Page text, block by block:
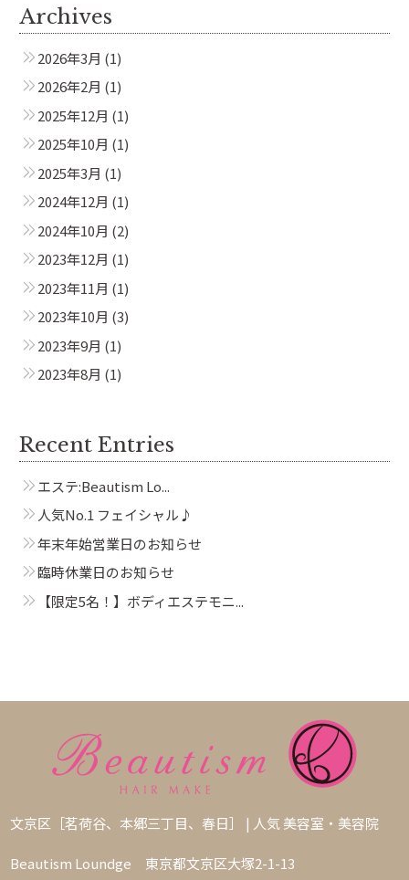
Archives
2026年3月 (1)
2026年2月 (1)
2025年12月 (1)
2025年10月 (1)
2025年3月 (1)
2024年12月 (1)
2024年10月 (2)
2023年12月 (1)
2023年11月 (1)
2023年10月 (3)
2023年9月 (1)
2023年8月 (1)
Recent Entries
エステ:Beautism Lo...
人気No.1 フェイシャル♪
年末年始営業日のお知らせ
臨時休業日のお知らせ
【限定5名！】ボディエステモニ...
文京区［茗荷谷、本郷三丁目、春日］ | 人気 美容室・美容院
Beautism Loundge 東京都文京区大塚2-1-13